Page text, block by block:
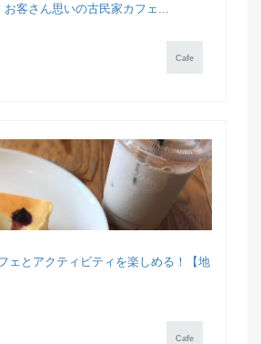
お客さん思いの古民家カフェ...
Cafe
ェとアクティビティを楽しめる！【地
Cafe